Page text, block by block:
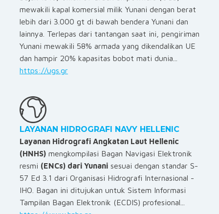
mewakili kapal komersial milik Yunani dengan berat
lebih dari 3.000 gt di bawah bendera Yunani dan
lainnya. Terlepas dari tantangan saat ini, pengiriman
Yunani mewakili 58% armada yang dikendalikan UE
dan hampir 20% kapasitas bobot mati dunia...
https://ugs.gr
LAYANAN HIDROGRAFI NAVY HELLENIC
Layanan Hidrografi Angkatan Laut Hellenic
(HNHS) mengkompilasi Bagan Navigasi Elektronik
resmi (ENCs) dari Yunani sesuai dengan standar S-
57 Ed 3.1 dari Organisasi Hidrografi Internasional -
IHO. Bagan ini ditujukan untuk Sistem Informasi
Tampilan Bagan Elektronik (ECDIS) profesional...